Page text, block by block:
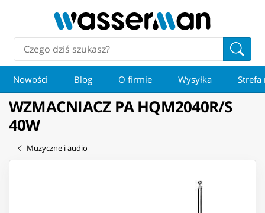
Nowości Blog O firmie Wysyłka Strefa
WZMACNIACZ PA HQM2040R/S
40W
Muzyczne i audio